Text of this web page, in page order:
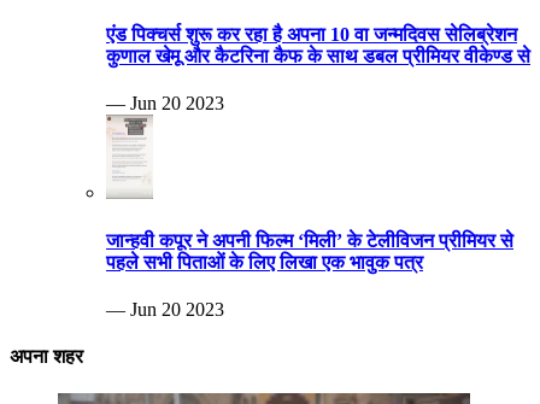
एंड पिक्चर्स शुरू कर रहा है अपना 10 वा जन्मदिवस सेलिब्रेशन
कुणाल खेमू और कैटरिना कैफ के साथ डबल प्रीमियर वीकेण्ड से
— Jun 20 2023
जान्हवी कपूर ने अपनी फिल्म ‘मिली’ के टेलीविजन प्रीमियर से
पहले सभी पिताओं के लिए लिखा एक भावुक पत्र
— Jun 20 2023
अपना शहर